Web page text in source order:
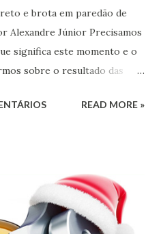
e brota em paredão de
Alexandre Júnior Precisamos
significa este momento e o
sobre o resultado das
é feita de invasão,READ MORE »